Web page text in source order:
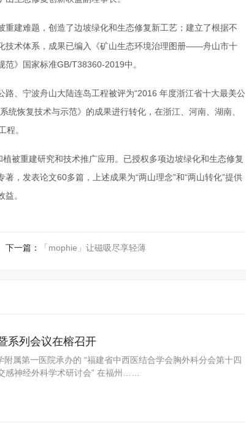
建难题，创造了边坡绿化和生态修复新工艺；建立了根据不
技术体系，成果已编入《矿山生态环境治理图册——舟山市十
》国家标准GB/T38360-2019中。
、宁波舟山大陆连岛工程被评为“2016 年度浙江省十大最美公
统恢复技术与示范》的成果进行转化，在浙江、河南、湖南、
程。
被重建研究和技术推广应用。已授权多项边坡绿化和生态修复
，发表论文60多篇，上述成果为“两山理念”和“两山转化”提供
。
下一篇： 「mophie」让磁吸尽享轻薄
系列会议在榕召开
属第一医院承办的 “福建省中西医结合学会胸外科分会第十四
感神经外科学术研讨会” 在福州……